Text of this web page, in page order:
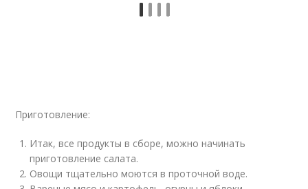
Приготовление:
Итак, все продукты в сборе, можно начинать
приготовление салата.
Овощи тщательно моются в проточной воде.